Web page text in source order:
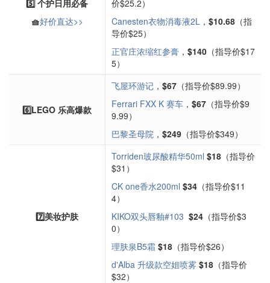
5️⃣ 个护日用必备
🧺好价直达>>
价$25.2）
Canesten衣物消毒液2L ， $10.68 （指
导价$25）
正官庄浓缩红参膏 ， $140 （指导价$17
5）
6️⃣LEGO 乐高爆款
飞屋环游记 ， $67 （指导价$89.99）
Ferrari FXX K 赛车 ， $67 （指导价$9
9.99）
巴黎圣母院‌ ， $249 （指导价$349）
7️⃣美妆护肤
Torriden玻尿酸精华50ml $18 （指导价
$31）
CK one香水200ml $34 （指导价$11
4）
KIKO双头唇釉#103 $24 （指导价$3
0）
理肤泉B5霜 $18 （指导价$26）
d'Alba 升级款空姐喷雾 $18 （指导价
$32）